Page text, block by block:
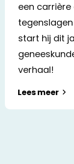
een carrière
start hij dit
verhaal!
Lees meer